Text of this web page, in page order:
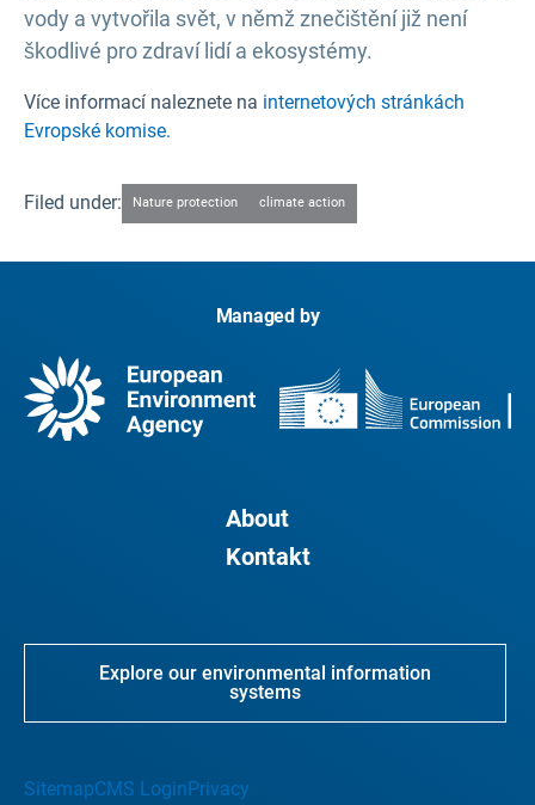
vody a vytvořila svět, v němž znečištění již není
škodlivé pro zdraví lidí a ekosystémy.
Více informací naleznete na internetových stránkách
Evropské komise.
Filed under: Nature protection climate action
Managed by
About
Kontakt
Explore our environmental information
systems
SitemapCMS Login Privacy